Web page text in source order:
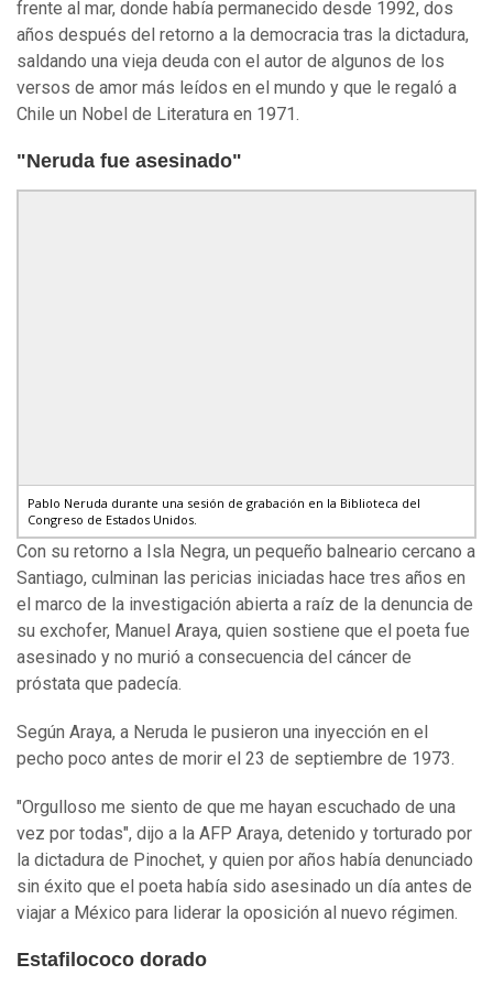
frente al mar, donde había permanecido desde 1992, dos
años después del retorno a la democracia tras la dictadura,
saldando una vieja deuda con el autor de algunos de los
versos de amor más leídos en el mundo y que le regaló a
Chile un Nobel de Literatura en 1971.
"Neruda fue asesinado"
Pablo Neruda durante una sesión de grabación en la Biblioteca del
Congreso de Estados Unidos.
Con su retorno a Isla Negra, un pequeño balneario cercano a
Santiago, culminan las pericias iniciadas hace tres años en
el marco de la investigación abierta a raíz de la denuncia de
su exchofer, Manuel Araya, quien sostiene que el poeta fue
asesinado y no murió a consecuencia del cáncer de
próstata que padecía.
Según Araya, a Neruda le pusieron una inyección en el
pecho poco antes de morir el 23 de septiembre de 1973.
"Orgulloso me siento de que me hayan escuchado de una
vez por todas", dijo a la AFP Araya, detenido y torturado por
la dictadura de Pinochet, y quien por años había denunciado
sin éxito que el poeta había sido asesinado un día antes de
viajar a México para liderar la oposición al nuevo régimen.
Estafilococo dorado